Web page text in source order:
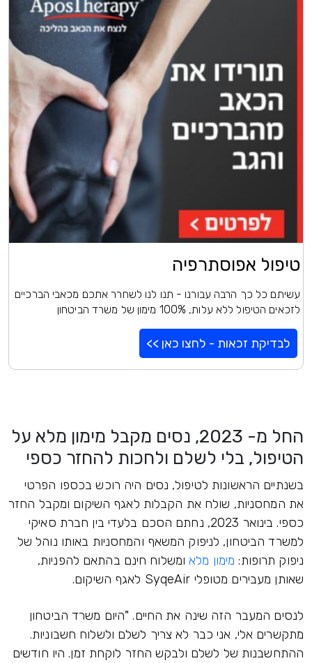
טיפול אפוסתרפיה
עשיתם כל כך הרבה עבורנו - תנו לנו לשחרר אתכם מכאבי הברכיים
לזכאים הטיפול ללא עלות, 100% מימון של משרד הביטחון
לבדיקת זכאות - לחצו כאן >>
החל מ- 2023, נסים מקבל מימון מלא על
הטיפול, בלי לשלם ולחכות להחזר כספי
בשנתיים הראשונות לטיפול, נסים היה רוכש בכספו הפרטי
את המחסניות, שולח את הקבלות לאגף השיקום ומקבל החזר
כספי. בינואר 2023, נחתם הסכם בלעדי בין חברת סאיקי
למשרד הביטחון, לניפוק המשאף והמחסניות באותו נוהל של
ניפוק תרופות: מימון מלאומשלוח חינם בהתאם להפניות,
שאותן מעבירים מטופלי SyqeAir לאגף השיקום.
לנסים המעבר הזה שינה את החיים. "היום משרד הביטחון
מתקשרים אלי, אני כבר לא צריך לשלם ולשלוח חשבוניות.
ההתחשבנות של לשלם ולבקש החזר לוקחת זמן. היו חודשים